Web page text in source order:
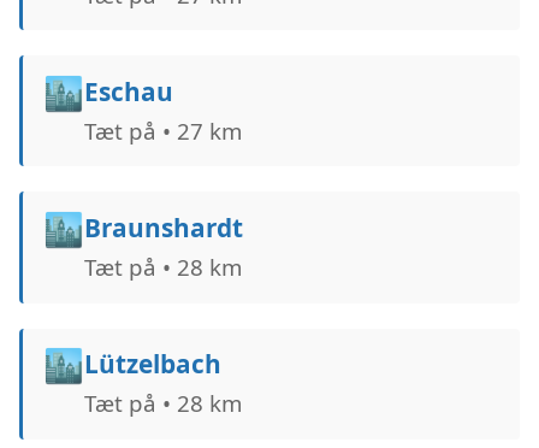
🏙️Eschau
Tæt på • 27 km
🏙️Braunshardt
Tæt på • 28 km
🏙️Lützelbach
Tæt på • 28 km